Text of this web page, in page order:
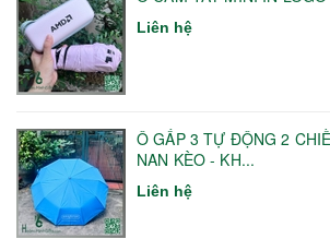
Liên hệ
Ô GẤP 3 TỰ ĐỘNG 2
NAN KÈO - KH...
Liên hệ